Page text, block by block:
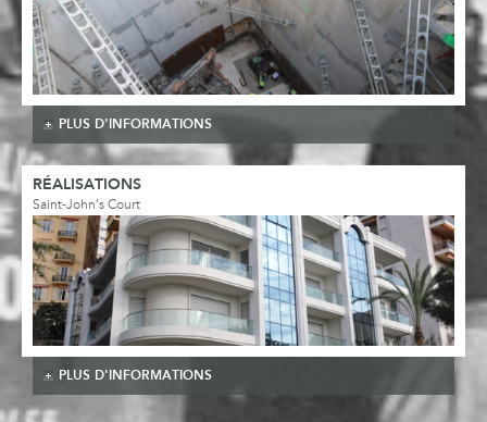
PLUS D'INFORMATIONS
RÉALISATIONS
Saint-John’s Court
PLUS D'INFORMATIONS